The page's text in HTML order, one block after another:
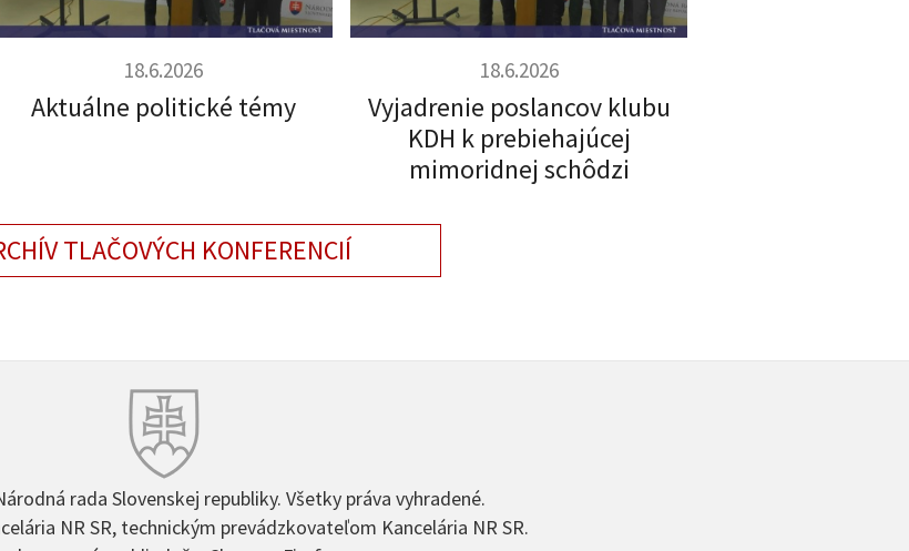
18.6.2026
Aktuálne politické témy
18.6.2026
Vyjadrenie poslancov klubu
KDH k prebiehajúcej
mimoridnej schôdzi
TLAČOVÝCH KONFERENCIÍ
rada Slovenskej republiky. Všetky práva vyhradené.
NR SR, technickým prevádzkovateľom Kancelária NR SR.